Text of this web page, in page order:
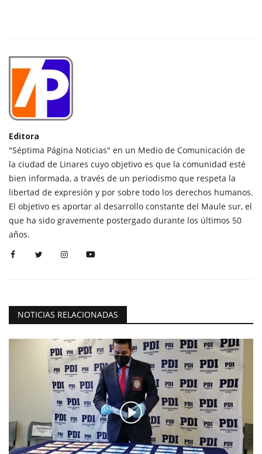
Editora
"Séptima Página Noticias" en un Medio de Comunicación de
la ciudad de Linares cuyo objetivo es que la comunidad esté
bien informada, a través de un periodismo que respeta la
libertad de expresión y por sobre todo los derechos humanos.
El objetivo es aportar al desarrollo constante del Maule sur, el
que ha sido gravemente postergado durante los últimos 50
años.
NOTICIAS RELACIONADAS